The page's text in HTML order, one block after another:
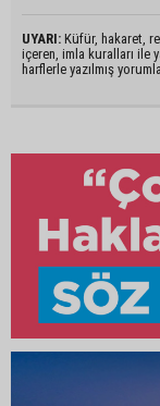
UYARI: Küfür, hakaret,
içeren, imla kuralları ile
harflerle yazılmış